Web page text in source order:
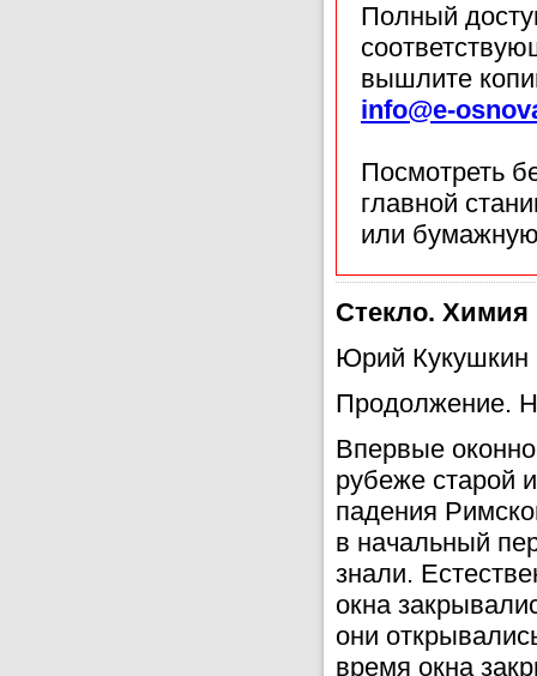
Полный
вышлите
info@e-
Посмотреть
главной
или
Стекло. Химия
Юрий Кукушкин
Продолжение.
Впервые
рубеже старой
падения
в начальный
знали.
окна
они
время окна